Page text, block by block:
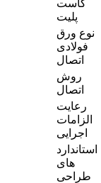
گاست
پلیت
نوع ورق
فولادی
اتصال
روش
اتصال
رعایت
الزامات
اجرایی
استاندارد
های
طراحی